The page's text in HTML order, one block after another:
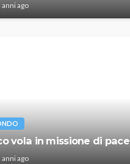
anni ago
vola in missione di pace
anni ago